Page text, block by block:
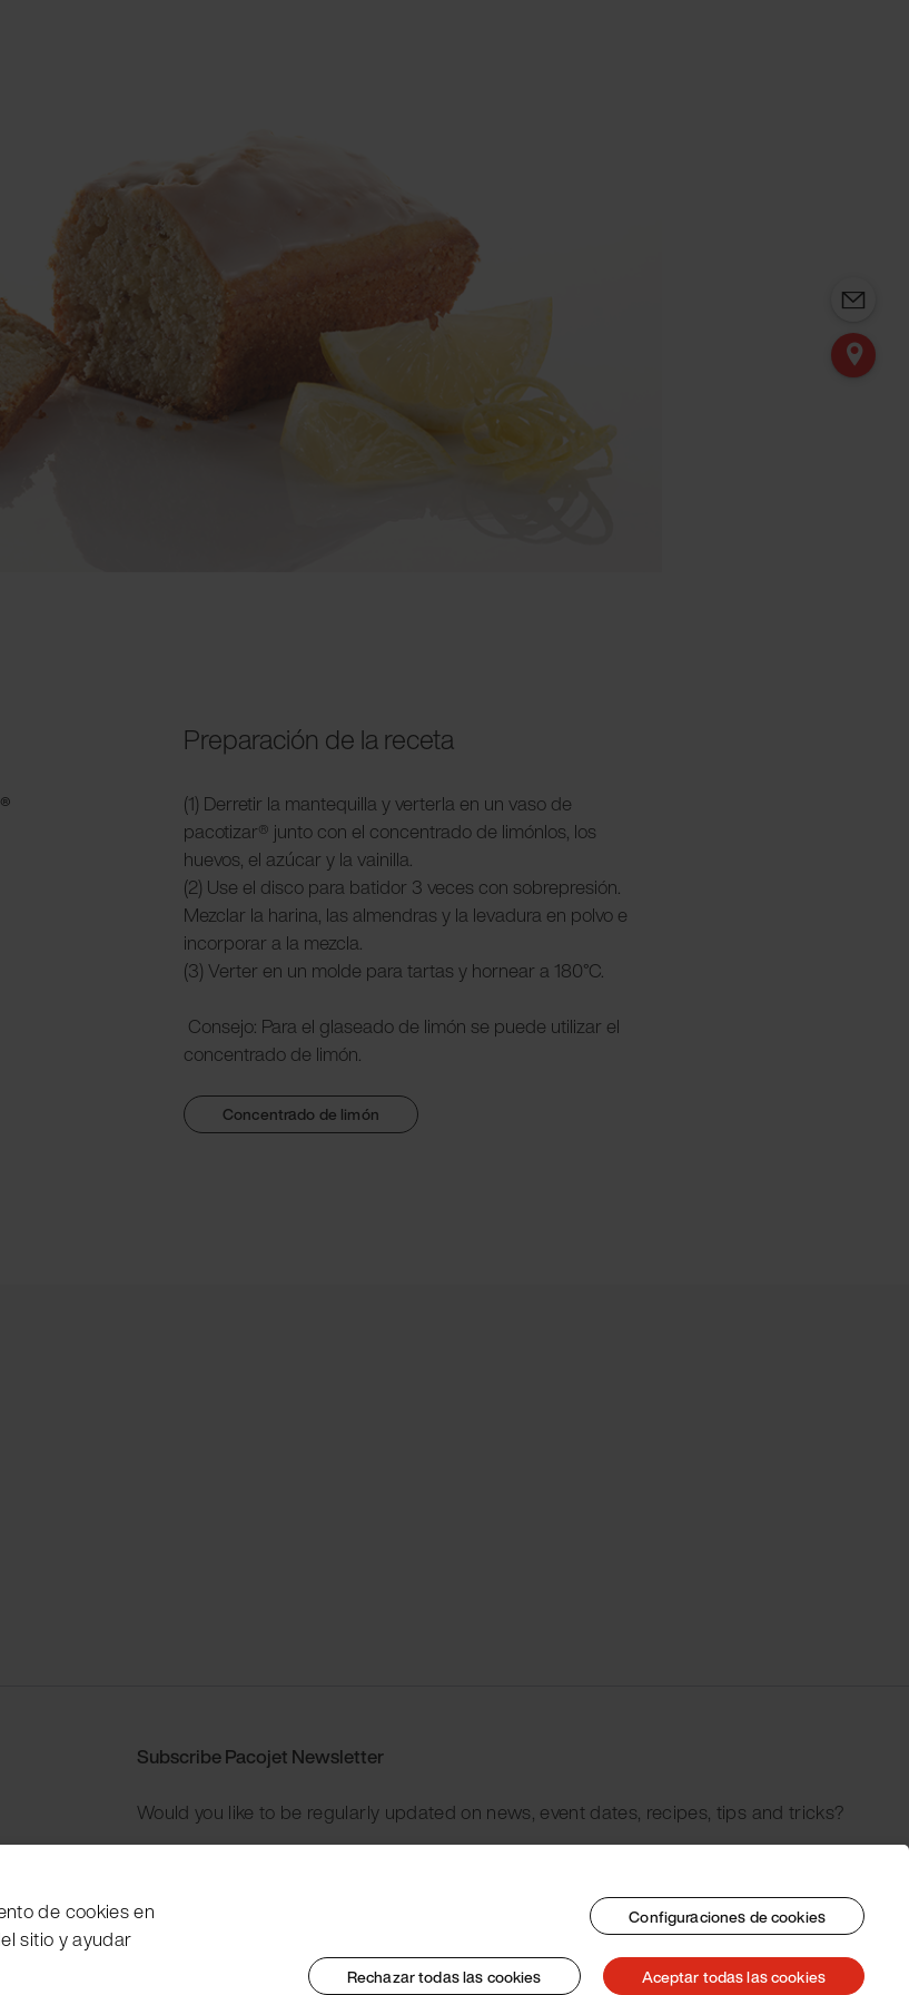
Preparación de la receta
(1) Derretir la mantequilla y verterla en un vaso de
pacotizar® junto con el concentrado de limónlos, los
huevos, el azúcar y la vainilla.
(2) Use el disco para batidor 3 veces con sobrepresión.
Mezclar la harina, las almendras y la levadura en polvo e
incorporar a la mezcla.
(3) Verter en un molde para tartas y hornear a 180°C.
Consejo: Para el glaseado de limón se puede utilizar el
concentrado de limón.
Concentrado de limón
Subscribe Pacojet Newsletter
Would you like to be regularly updated on news, event dates, recipes, tips and tricks?
de cookies en
sitio y ayudar
Configuraciones de cookies
Rechazar todas las cookies Aceptar todas las cookies